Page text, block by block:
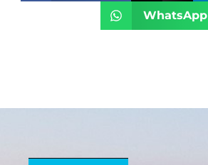
WhatsApp